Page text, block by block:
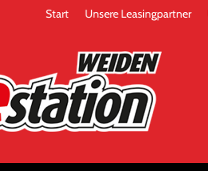
Start Unsere Leasingpartner